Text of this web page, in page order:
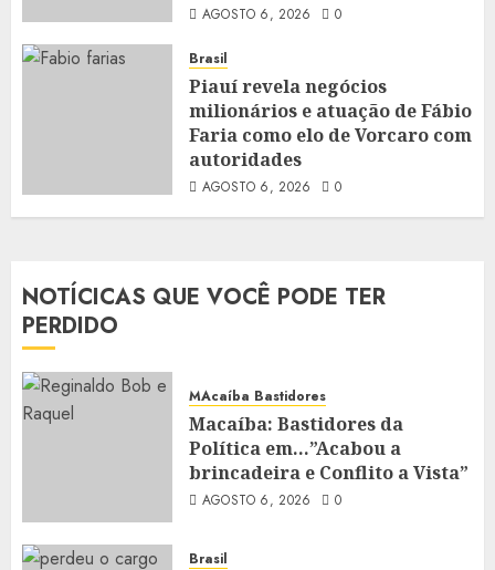
AGOSTO 6, 2026 0
Brasil
Piauí revela negócios
milionários e atuação de Fábio
Faria como elo de Vorcaro com
autoridades
AGOSTO 6, 2026 0
NOTÍCICAS QUE VOCÊ PODE TER
PERDIDO
MAcaíba Bastidores
Macaíba: Bastidores da
Política em…”Acabou a
brincadeira e Conflito a Vista”
AGOSTO 6, 2026 0
Brasil